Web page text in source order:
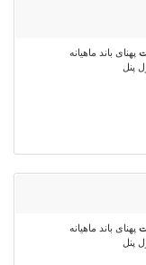
پهنای باند ماهیانه
پنل
پهنای باند ماهیانه
پنل